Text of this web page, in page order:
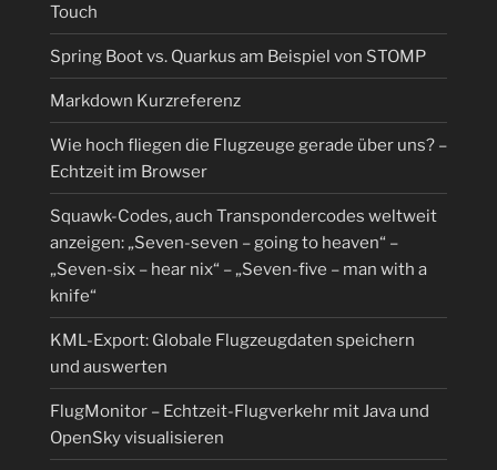
Touch
Spring Boot vs. Quarkus am Beispiel von STOMP
Markdown Kurzreferenz
Wie hoch fliegen die Flugzeuge gerade über uns? –
Echtzeit im Browser
Squawk-Codes, auch Transpondercodes weltweit
anzeigen: „Seven-seven – going to heaven“ –
„Seven-six – hear nix“ – „Seven-five – man with a
knife“
KML-Export: Globale Flugzeugdaten speichern
und auswerten
FlugMonitor – Echtzeit-Flugverkehr mit Java und
OpenSky visualisieren